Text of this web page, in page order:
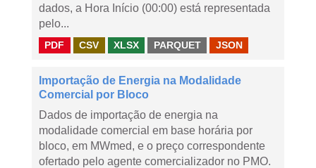
dados, a Hora Início (00:00) está representada
pelo...
PDF CSV XLSX PARQUET JSON
Importação de Energia na Modalidade
Comercial por Bloco
Dados de importação de energia na
modalidade comercial em base horária por
bloco, em MWmed, e o preço correspondente
ofertado pelo agente comercializador no PMO.